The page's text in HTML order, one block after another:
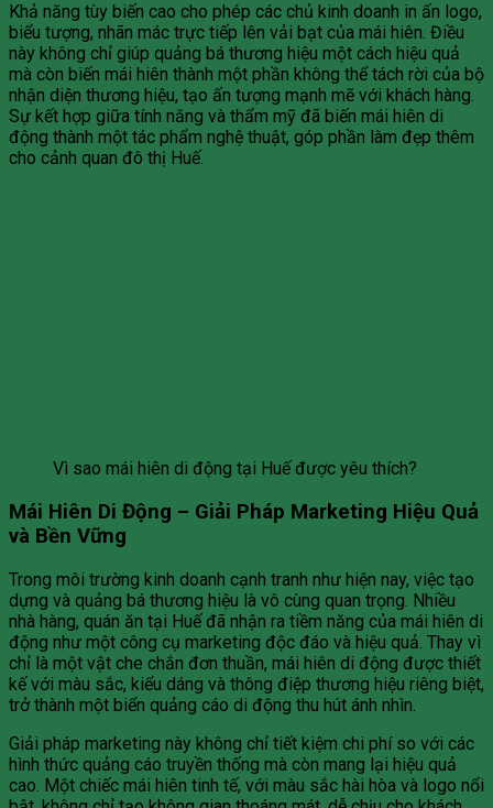
Khả năng tùy biến cao cho phép các chủ kinh doanh in ấn logo,
biểu tượng, nhãn mác trực tiếp lên vải bạt của mái hiên. Điều
này không chỉ giúp quảng bá thương hiệu một cách hiệu quả
mà còn biến mái hiên thành một phần không thể tách rời của bộ
nhận diện thương hiệu, tạo ấn tượng mạnh mẽ với khách hàng.
Sự kết hợp giữa tính năng và thẩm mỹ đã biến mái hiên di
động thành một tác phẩm nghệ thuật, góp phần làm đẹp thêm
cho cảnh quan đô thị Huế.
Vì sao mái hiên di động tại Huế được yêu thích?
Mái Hiên Di Động – Giải Pháp Marketing Hiệu Quả
và Bền Vững
Trong môi trường kinh doanh cạnh tranh như hiện nay, việc tạo
dựng và quảng bá thương hiệu là vô cùng quan trọng. Nhiều
nhà hàng, quán ăn tại Huế đã nhận ra tiềm năng của mái hiên di
động như một công cụ marketing độc đáo và hiệu quả. Thay vì
chỉ là một vật che chắn đơn thuần, mái hiên di động được thiết
kế với màu sắc, kiểu dáng và thông điệp thương hiệu riêng biệt,
trở thành một biển quảng cáo di động thu hút ánh nhìn.
Giải pháp marketing này không chỉ tiết kiệm chi phí so với các
hình thức quảng cáo truyền thống mà còn mang lại hiệu quả
cao. Một chiếc mái hiên tinh tế, với màu sắc hài hòa và logo nổi